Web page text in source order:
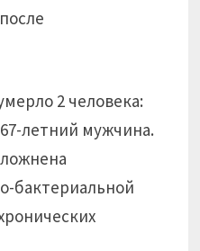
2 человека:
летний мужчина.
бактериальной